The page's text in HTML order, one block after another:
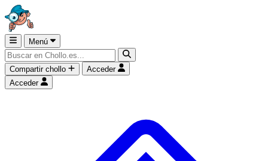
Menú
Compartir chollo
Acceder
Acceder